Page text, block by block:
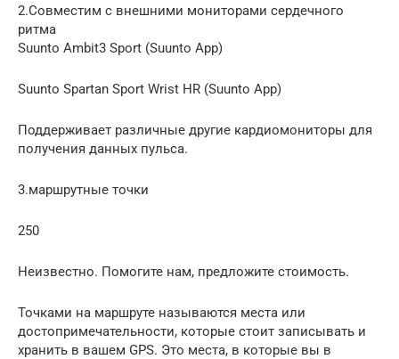
2.Совместим с внешними мониторами сердечного
ритма
Suunto Ambit3 Sport (Suunto App)
Suunto Spartan Sport Wrist HR (Suunto App)
Поддерживает различные другие кардиомониторы для
получения данных пульса.
3.маршрутные точки
250
Неизвестно. Помогите нам, предложите стоимость.
Точками на маршруте называются места или
достопримечательности, которые стоит записывать и
хранить в вашем GPS. Это места, в которые вы в